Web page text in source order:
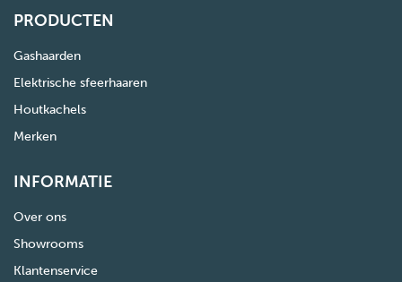
PRODUCTEN
Gashaarden
Elektrische sfeerhaaren
Houtkachels
Merken
INFORMATIE
Over ons
Showrooms
Klantenservice